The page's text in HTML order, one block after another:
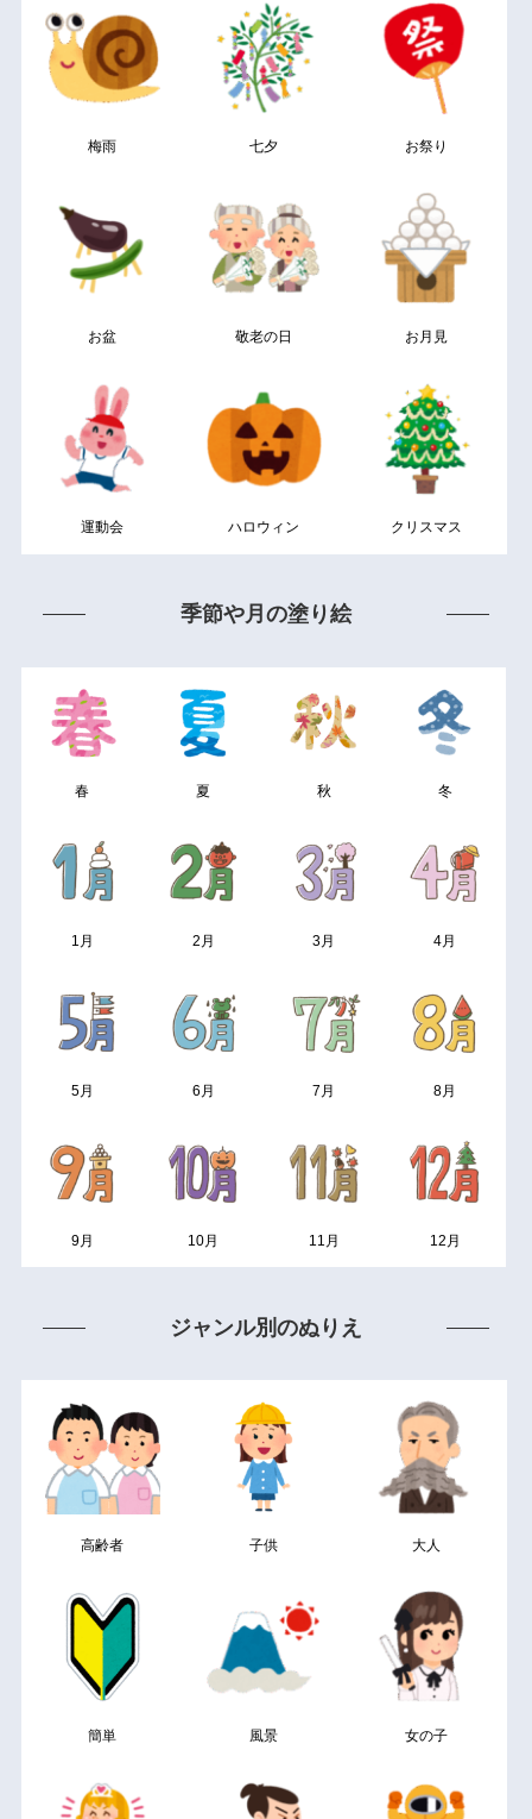
梅雨 七夕 お祭り
お盆 敬老の日 お月見
運動会 ハロウィン クリスマス
季節や月の塗り絵
春 夏 秋 冬
1月 2月 3月 4月
5月 6月 7月 8月
9月 10月 11月 12月
ジャンル別のぬりえ
高齢者 子供 大人
簡単 風景 女の子